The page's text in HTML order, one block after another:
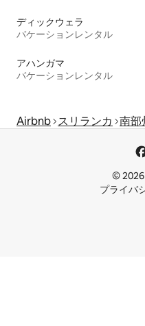
ディックウェラ
バケーションレンタル
アハンガマ
バケーションレンタル
Airbnb スリランカ 南部
©
プライバ